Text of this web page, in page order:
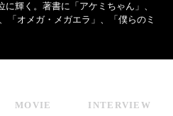
に輝く。著書に「アケミちゃん」、
「オメガ・メガエラ」、「僕らのミ
MOVIE INTERVIEW